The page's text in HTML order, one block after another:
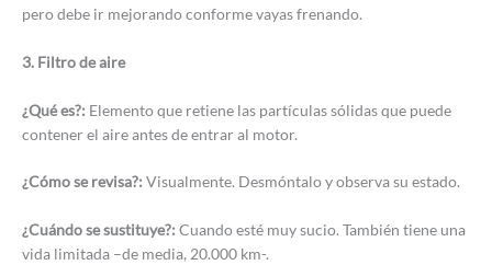
pero debe ir mejorando conforme vayas frenando.
3. Filtro de aire
¿Qué es?: Elemento que retiene las partículas sólidas que puede
contener el aire antes de entrar al motor.
¿Cómo se revisa?: Visualmente. Desmóntalo y observa su estado.
¿Cuándo se sustituye?: Cuando esté muy sucio. También tiene una
vida limitada –de media, 20.000 km-.